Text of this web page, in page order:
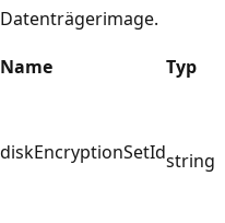
Datenträgerimage.
Name
Typ
diskEncryptionSetIdstring